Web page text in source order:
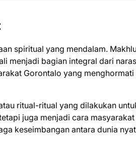
spiritual yang mendalam.
menjadi bagian integral dari
Gorontalo yang menghormati
ritual-ritual yang dilakukan
juga menjadi cara
keseimbangan antara dunia